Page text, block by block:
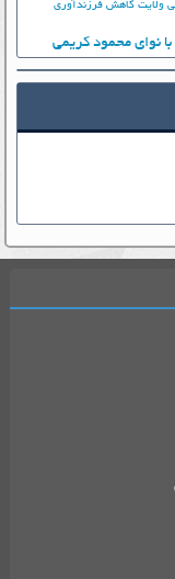
ولایت کاهش فرزندآوری
نوای محمود کریمی